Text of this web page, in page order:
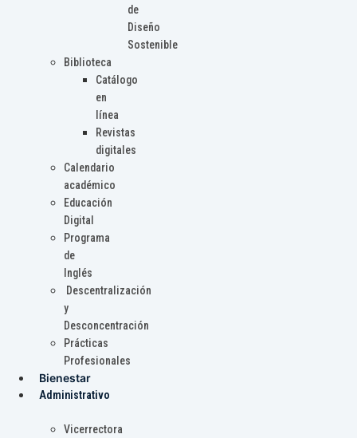
de
Diseño
Sostenible
Biblioteca
Catálogo
en
línea
Revistas
digitales
Calendario
académico
Educación
Digital
Programa
de
Inglés
Descentralización
y
Desconcentración
Prácticas
Profesionales
Bienestar
Administrativo
Vicerrectora